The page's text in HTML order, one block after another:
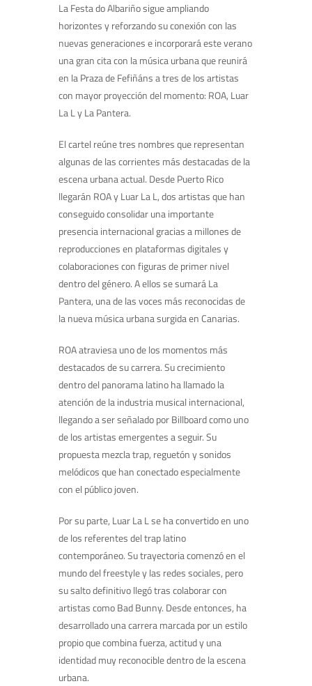
La Festa do Albariño sigue ampliando
horizontes y reforzando su conexión con las
nuevas generaciones e incorporará este verano
una gran cita con la música urbana que reunirá
en la Praza de Fefiñáns a tres de los artistas
con mayor proyección del momento: ROA, Luar
La L y La Pantera.
El cartel reúne tres nombres que representan
algunas de las corrientes más destacadas de la
escena urbana actual. Desde Puerto Rico
llegarán ROA y Luar La L, dos artistas que han
conseguido consolidar una importante
presencia internacional gracias a millones de
reproducciones en plataformas digitales y
colaboraciones con figuras de primer nivel
dentro del género. A ellos se sumará La
Pantera, una de las voces más reconocidas de
la nueva música urbana surgida en Canarias.
ROA atraviesa uno de los momentos más
destacados de su carrera. Su crecimiento
dentro del panorama latino ha llamado la
atención de la industria musical internacional,
llegando a ser señalado por Billboard como uno
de los artistas emergentes a seguir. Su
propuesta mezcla trap, reguetón y sonidos
melódicos que han conectado especialmente
con el público joven.
Por su parte, Luar La L se ha convertido en uno
de los referentes del trap latino
contemporáneo. Su trayectoria comenzó en el
mundo del freestyle y las redes sociales, pero
su salto definitivo llegó tras colaborar con
artistas como Bad Bunny. Desde entonces, ha
desarrollado una carrera marcada por un estilo
propio que combina fuerza, actitud y una
identidad muy reconocible dentro de la escena
urbana.